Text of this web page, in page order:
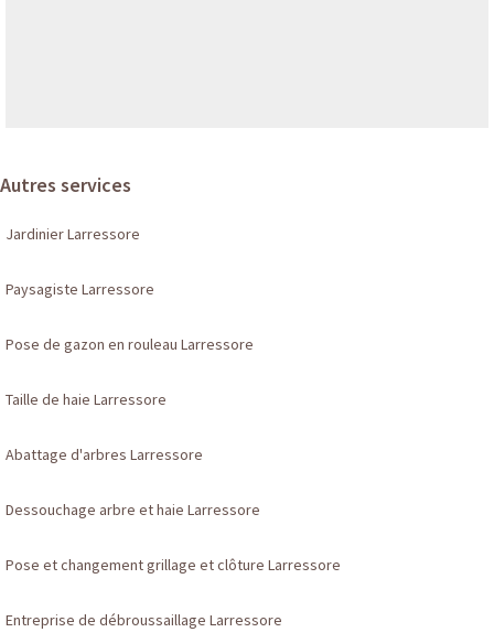
Autres services
Jardinier Larressore
Paysagiste Larressore
Pose de gazon en rouleau Larressore
Taille de haie Larressore
Abattage d'arbres Larressore
Dessouchage arbre et haie Larressore
Pose et changement grillage et clôture Larressore
Entreprise de débroussaillage Larressore